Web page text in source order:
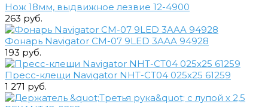
Нож 18мм, выдвижное лезвие 12-4900
263 руб.
Фонарь Navigator СМ-07 9LED 3AAA 94928
193 руб.
Пресс-клещи Navigator NHT-CT04 025х25 61259
1 271 руб.